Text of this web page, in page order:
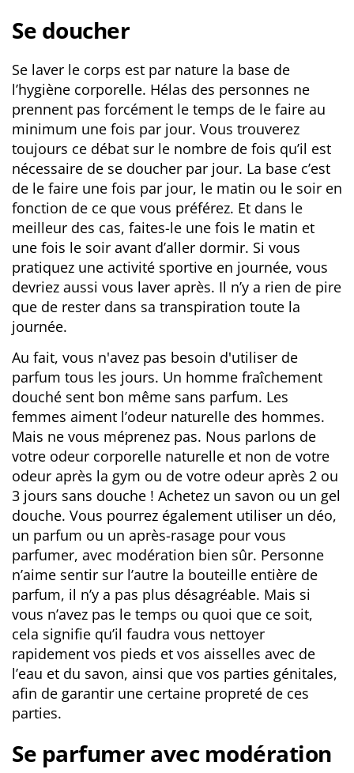
Se doucher
Se laver le corps est par nature la base de
l’hygiène corporelle. Hélas des personnes ne
prennent pas forcément le temps de le faire au
minimum une fois par jour. Vous trouverez
toujours ce débat sur le nombre de fois qu’il est
nécessaire de se doucher par jour. La base c’est
de le faire une fois par jour, le matin ou le soir en
fonction de ce que vous préférez. Et dans le
meilleur des cas, faites-le une fois le matin et
une fois le soir avant d’aller dormir. Si vous
pratiquez une activité sportive en journée, vous
devriez aussi vous laver après. Il n’y a rien de pire
que de rester dans sa transpiration toute la
journée.
Au fait, vous n'avez pas besoin d'utiliser de
parfum tous les jours. Un homme fraîchement
douché sent bon même sans parfum. Les
femmes aiment l’odeur naturelle des hommes.
Mais ne vous méprenez pas. Nous parlons de
votre odeur corporelle naturelle et non de votre
odeur après la gym ou de votre odeur après 2 ou
3 jours sans douche ! Achetez un savon ou un gel
douche. Vous pourrez également utiliser un déo,
un parfum ou un après-rasage pour vous
parfumer, avec modération bien sûr. Personne
n’aime sentir sur l’autre la bouteille entière de
parfum, il n’y a pas plus désagréable. Mais si
vous n’avez pas le temps ou quoi que ce soit,
cela signifie qu’il faudra vous nettoyer
rapidement vos pieds et vos aisselles avec de
l’eau et du savon, ainsi que vos parties génitales,
afin de garantir une certaine propreté de ces
parties.
Se parfumer avec modération